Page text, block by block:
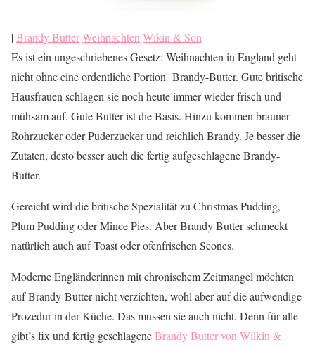
|Brandy ButterWeihnachten Wikin & Son
Es ist ein ungeschriebenes Gesetz: Weihnachten in England geht
nicht ohne eine ordentliche Portion Brandy-Butter. Gute britische
Hausfrauen schlagen sie noch heute immer wieder frisch und
mühsam auf. Gute Butter ist die Basis. Hinzu kommen brauner
Rohrzucker oder Puderzucker und reichlich Brandy. Je besser die
Zutaten, desto besser auch die fertig aufgeschlagene Brandy-
Butter.
Gereicht wird die britische Spezialität zu Christmas Pudding,
Plum Pudding oder Mince Pies. Aber Brandy Butter schmeckt
natürlich auch auf Toast oder ofenfrischen Scones.
Moderne Engländerinnen mit chronischem Zeitmangel möchten
auf Brandy-Butter nicht verzichten, wohl aber auf die aufwendige
Prozedur in der Küche. Das müssen sie auch nicht. Denn für alle
gibt’s fix und fertig geschlageneBrandy Butter von Wilkin &